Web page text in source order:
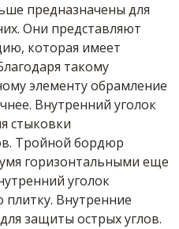
предназначены для
Они представляют
которая имеет
такому
элементу обрамление
Внутренний уголок
стыковки
Тройной бордюр
горизонтальными еще
уголок
плитку. Внутренние
защиты острых углов.